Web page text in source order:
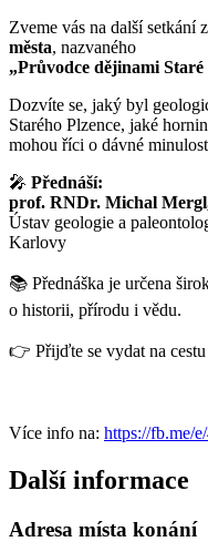
Zveme vás na další setkání z
města, nazvaného
„Průvodce dějinami Staré
Dozvíte se, jaký byl
Starého Plzence, jaké
mohou říci o dávné
🎤 Přednáší:
prof. RNDr. Michal
Ústav geologie a
Karlovy
📚 Přednáška je určena
o historii, přírodu i vědu.
👉 Přijďte se vydat na
Více info na: https://fb.me/
Další informace
Adresa místa konání